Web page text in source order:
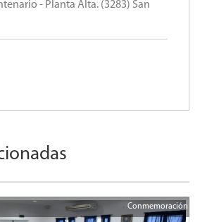
- Planta Alta. (3283) San
Conmemoración